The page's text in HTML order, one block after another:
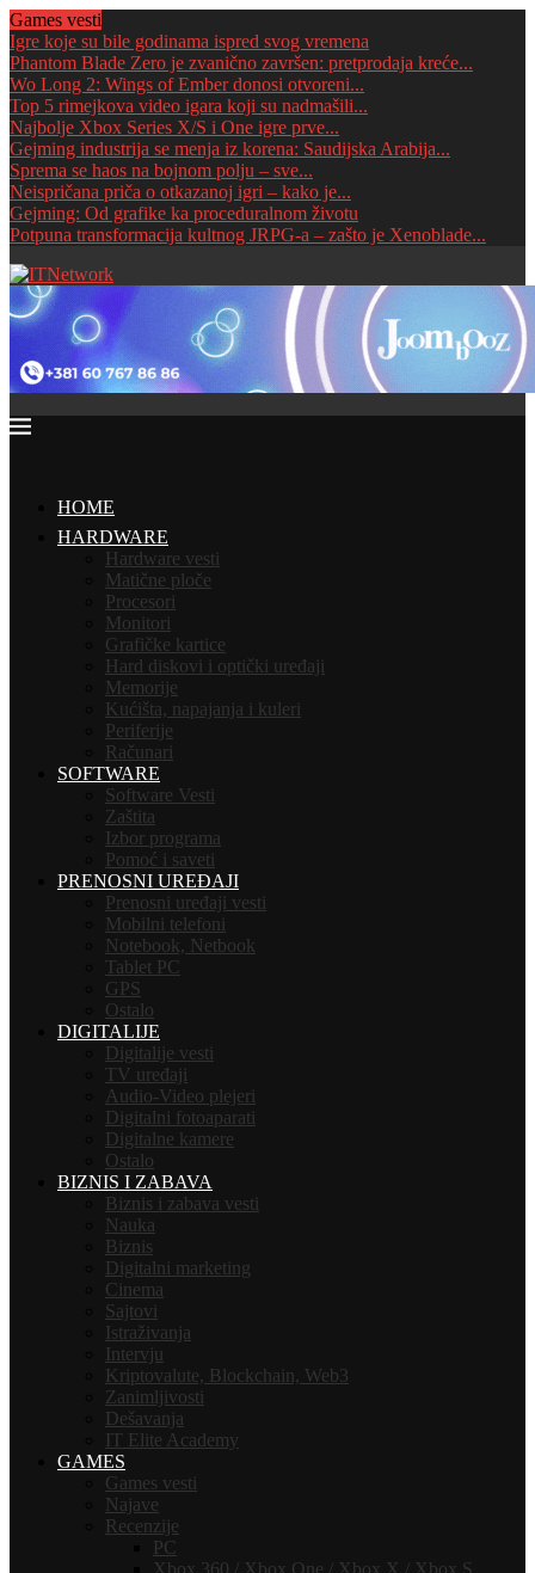
Games vesti
Igre koje su bile godinama ispred svog vremena
Phantom Blade Zero je zvanično završen: pretprodaja kreće...
Wo Long 2: Wings of Ember donosi otvoreni...
Top 5 rimejkova video igara koji su nadmašili...
Najbolje Xbox Series X/S i One igre prve...
Gejming industrija se menja iz korena: Saudijska Arabija...
Sprema se haos na bojnom polju – sve...
Neispričana priča o otkazanoj igri – kako je...
Gejming: Od grafike ka proceduralnom životu
Potpuna transformacija kultnog JRPG-a – zašto je Xenoblade...
HOME
HARDWARE
Hardware vesti
Matične ploče
Procesori
Monitori
Grafičke kartice
Hard diskovi i optički uređaji
Memorije
Kućišta, napajanja i kuleri
Periferije
Računari
SOFTWARE
Software Vesti
Zaštita
Izbor programa
Pomoć i saveti
PRENOSNI UREĐAJI
Prenosni uređaji vesti
Mobilni telefoni
Notebook, Netbook
Tablet PC
GPS
Ostalo
DIGITALIJE
Digitalije vesti
TV uređaji
Audio-Video plejeri
Digitalni fotoaparati
Digitalne kamere
Ostalo
BIZNIS I ZABAVA
Biznis i zabava vesti
Nauka
Biznis
Digitalni marketing
Cinema
Sajtovi
Istraživanja
Intervju
Kriptovalute, Blockchain, Web3
Zanimljivosti
Dešavanja
IT Elite Academy
GAMES
Games vesti
Najave
Recenzije
PC
Xbox 360 / Xbox One / Xbox X / Xbox S